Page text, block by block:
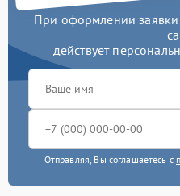
При оформлении
действует
Отправляя, Вы соглашаетесь с